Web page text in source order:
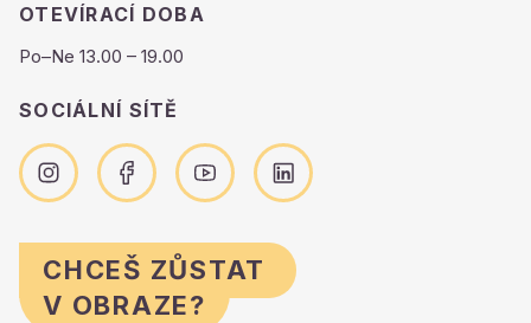
OTEVÍRACÍ DOBA
Po–Ne 13.00 – 19.00
SOCIÁLNÍ SÍTĚ
CHCEŠ ZŮSTAT
V OBRAZE?